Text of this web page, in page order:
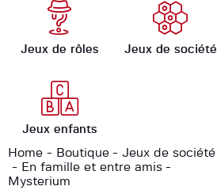
Jeux de rôles Jeux de société
Jeux enfants
Home Boutique
Jeux de société
En famille et entre amis
Mysterium